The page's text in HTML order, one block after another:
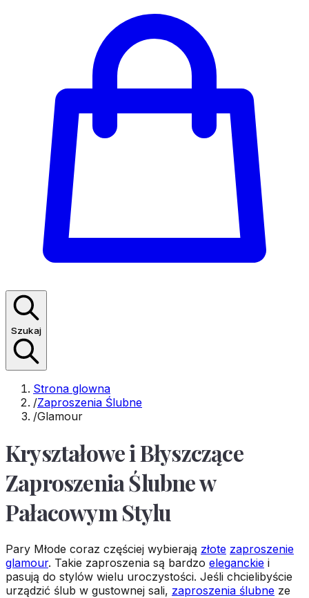
Szukaj
Strona glowna
/Zaproszenia Ślubne
/Glamour
Kryształowe i Błyszczące
Zaproszenia Ślubne w
Pałacowym Stylu
Pary Młode coraz częściej wybierają złote zaproszenie
glamour. Takie zaproszenia są bardzo eleganckie i
pasują do stylów wielu uroczystości. Jeśli chcielibyście
urządzić ślub w gustownej sali, zaproszenia ślubne ze